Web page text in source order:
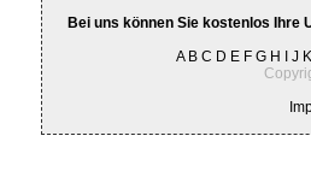
Bei uns können Sie kostenlos Ihre
A B C D E F G H J K